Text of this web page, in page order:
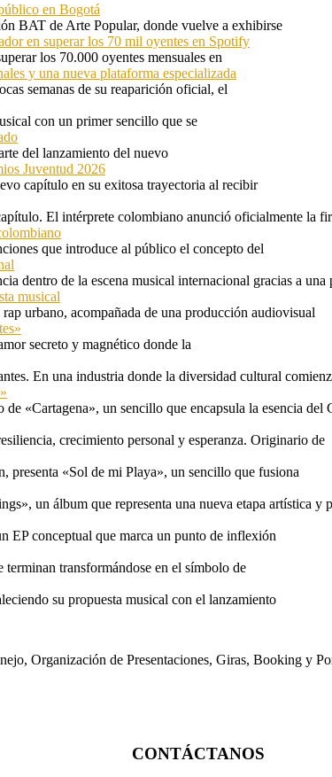
en Bogotá
BAT de Arte Popular, donde vuelve a exhibirse
en superar los 70 mil oyentes en Spotify
los 70.000 oyentes mensuales en
y una nueva plataforma especializada
semanas de su reaparición oficial, el
con un primer sencillo que se
del lanzamiento del nuevo
Juventud 2026
capítulo en su exitosa trayectoria al recibir
El intérprete colombiano anunció oficialmente la
que introduce al público el concepto del
dentro de la escena musical internacional gracias a una
musical
urbano, acompañada de una producción audiovisual
secreto y magnético donde la
En una industria donde la diversidad cultural
«Cartagena», un sencillo que encapsula la esencia del
crecimiento personal y esperanza. Originario de
presenta «Sol de mi Playa», un sencillo que fusiona
un álbum que representa una nueva etapa artística y
EP conceptual que marca un punto de inflexión
transformándose en el símbolo de
su propuesta musical con el lanzamiento
Organización de Presentaciones, Giras, Booking y
CONTÁCTANOS